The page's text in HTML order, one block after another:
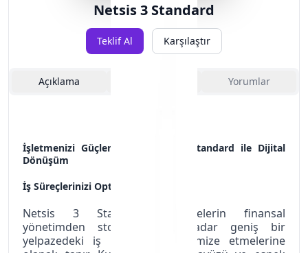
Netsis 3 Standard
Teklif Al Karşılaştır
Açıklama Yorumlar
İşletmenizi Güçlendirin: Netsis 3 Standard ile Dijital
Dönüşüm
İş Süreçlerinizi Optimize Edin
Netsis 3 Standard, işletmelerin finansal
yönetimden stok takibine kadar geniş bir
yelpazedeki iş süreçlerini optimize etmelerine